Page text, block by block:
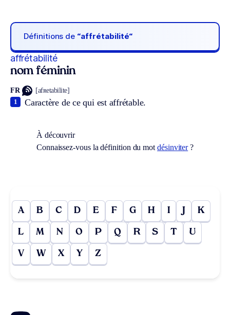
Définitions de “affrétabilité“
affrétabilité
nom féminin
FR [afʀetabilite]
Caractère de ce qui est affrétable.
1
À découvrir
Connaissez-vous la définition du mot désinviter?
A B C D E F G H I J K
L M N O P Q R S T U
V W X Y Z